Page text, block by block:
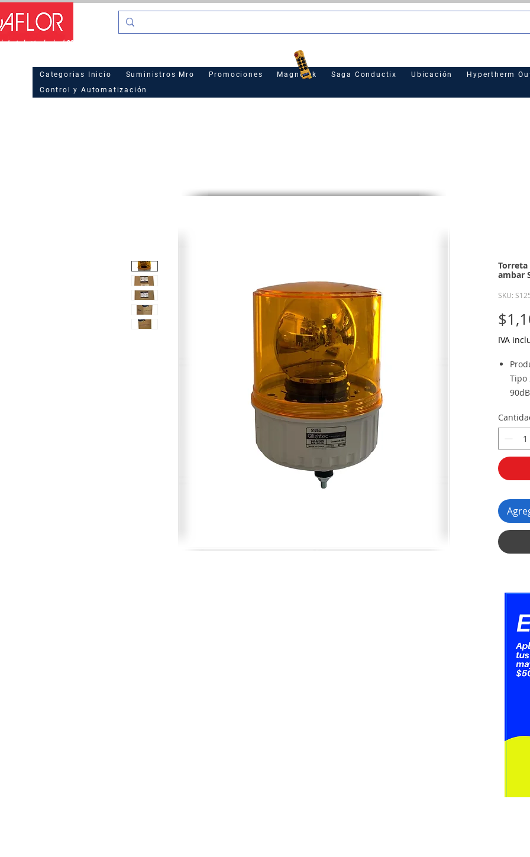
Categorias Inicio Suministros Mro Promociones Magnetek Saga Conductix Ubicación Hypertherm
Control y Automatización
La industria desde el 2016
ambar
SKU:
IVA
Tipo
: